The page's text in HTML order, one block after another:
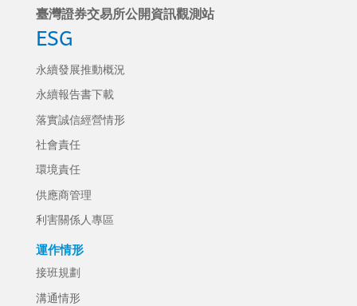
臺灣證券交易所公開資訊觀測站
ESG
永續發展推動概況
永續報告書下載
落實誠信經營情形
社會責任
環境責任
供應商管理
利害關係人專區
運作情形
接班規劃
溝通情形